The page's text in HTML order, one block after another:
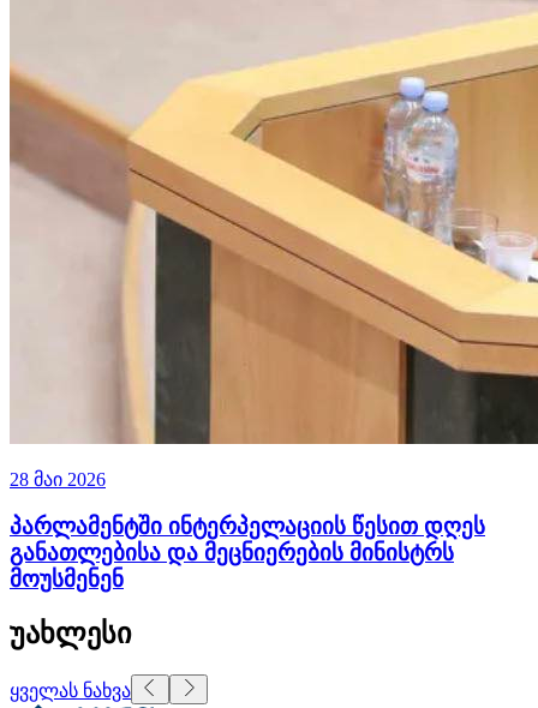
28 მაი 2026
პარლამენტში ინტერპელაციის წესით დღეს
განათლებისა და მეცნიერების მინისტრს
მოუსმენენ
უახლესი
ყველას ნახვა